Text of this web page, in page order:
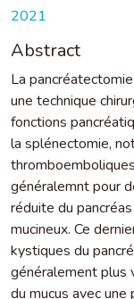
2021
Abstract
La
une technique
fonctions
la splénectomie,
généralemnt pour
réduite du
mucineux. Ce
kystiques du
généralement plus
du mucus avec